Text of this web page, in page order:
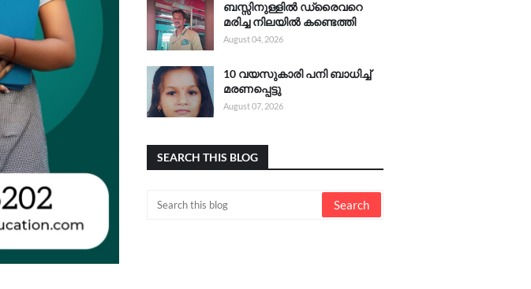
ബസ്സിനുള്ളിൽ ഡ്രൈവറെ
മരിച്ച നിലയിൽ കണ്ടെത്തി
August 04, 2026
10 വയസുകാരി പനി ബാധിച്ച്
മരണപ്പെട്ടു
August 07, 2026
SEARCH THIS BLOG